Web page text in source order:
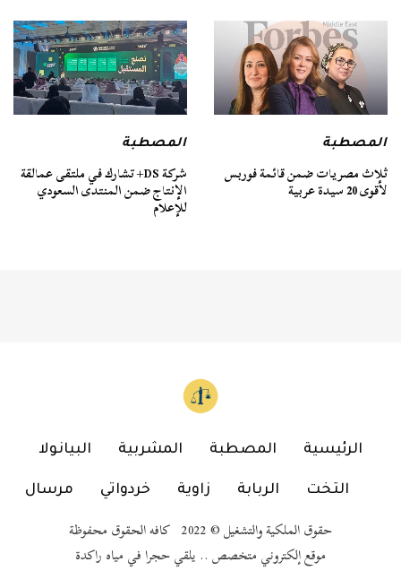
المصطبة
ثلاث مصريات ضمن قائمة فوربس
لأقوى 20 سيدة عربية
المصطبة
شركة DS+ تشارك في ملتقى عمالقة
الإنتاج ضمن المنتدى السعودي
للإعلام
الرئيسية المصطبة المشربية البيانولا
التخت الربابة زاوية خردواتي مرسال
حقوق الملكية والتشغيل © 2022 كافه الحقوق محفوظة
موقع إلكتروني متخصص .. يلقي حجرا في مياه راكدة